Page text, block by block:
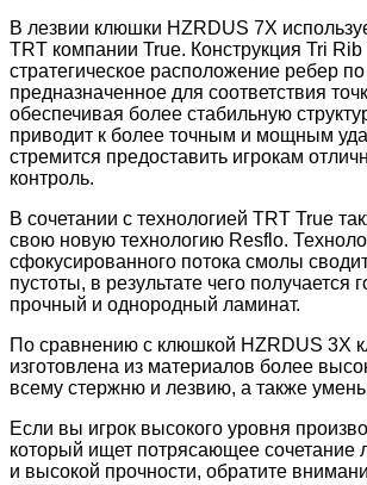
В лезвии клюшки HZRDUS 7X
TRT компании True. Конструкция Tri Rib
стратегическое расположение ребер
предназначенное для соответствия
обеспечивая более стабильную
приводит к более точным и мощным
стремится предоставить игрокам
контроль.
В сочетании с технологией TRT True
свою новую технологию Resflo.
сфокусированного потока смолы
пустоты, в результате чего получается
прочный и однородный ламинат.
По сравнению с клюшкой HZRDUS 3X
изготовлена из материалов более
всему стержню и лезвию, а также
Если вы игрок высокого уровня
который ищет потрясающее сочетание
и высокой прочности, обратите